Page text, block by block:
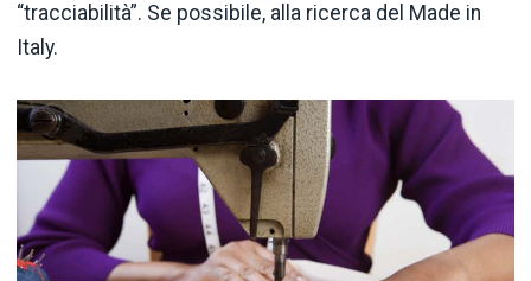
“tracciabilità”. Se possibile, alla ricerca del Made in
Italy.